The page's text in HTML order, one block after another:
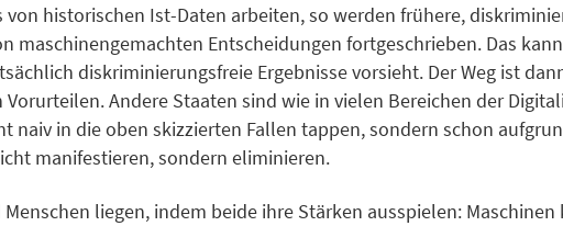
historischen Ist-Daten arbeiten, so werden frühere,
maschinengemachten Entscheidungen fortgeschrieben. Das
diskriminierungsfreie Ergebnisse vorsieht. Der Weg ist
Andere Staaten sind wie in vielen Bereichen der
in die oben skizzierten Fallen tappen, sondern schon
manifestieren, sondern eliminieren.
liegen, indem beide ihre Stärken ausspielen: Maschinen